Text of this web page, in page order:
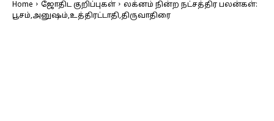
Home ஜோதிட குறிப்புகள்
லக்னம் நின்ற நட்சத்திர பலன்கள்:
பூசம்,அனுஷம்,உத்திரட்டாதி,திருவாதிரை